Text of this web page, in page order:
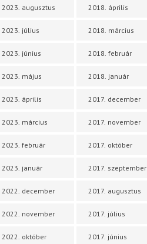
2023. augusztus
2023. július
2023. június
2023. május
2023. április
2023. március
2023. február
2023. január
2022. december
2022. november
2022. október
2018. április
2018. március
2018. február
2018. január
2017. december
2017. november
2017. október
2017. szeptember
2017. augusztus
2017. július
2017. június